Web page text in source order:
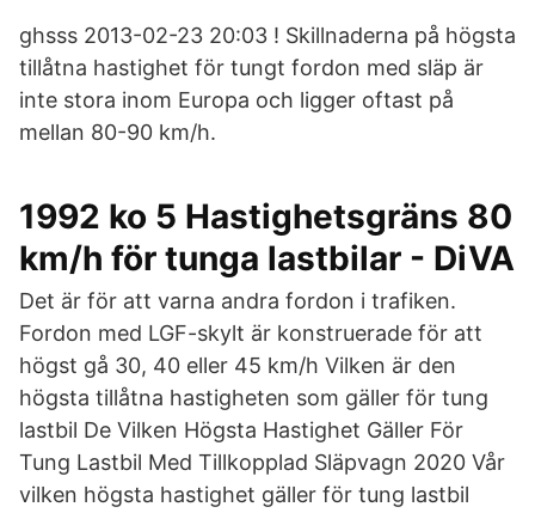
ghsss 2013-02-23 20:03 ! Skillnaderna på högsta
tillåtna hastighet för tungt fordon med släp är
inte stora inom Europa och ligger oftast på
mellan 80-90 km/h.
1992 ko 5 Hastighetsgräns 80
km/h för tunga lastbilar - DiVA
Det är för att varna andra fordon i trafiken.
Fordon med LGF-skylt är konstruerade för att
högst gå 30, 40 eller 45 km/h Vilken är den
högsta tillåtna hastigheten som gäller för tung
lastbil De Vilken Högsta Hastighet Gäller För
Tung Lastbil Med Tillkopplad Släpvagn 2020 Vår
vilken högsta hastighet gäller för tung lastbil